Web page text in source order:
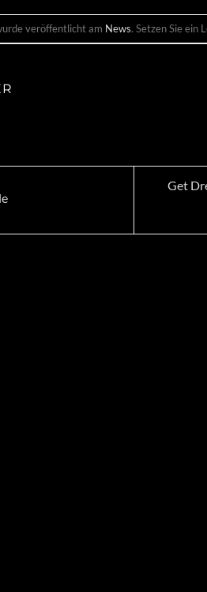
veröffentlicht am News. Setzen Sie ein
Get